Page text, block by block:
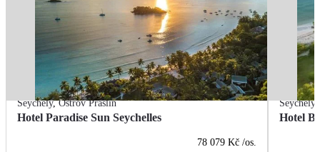
Seychely,Ostrov Praslin
Hotel Paradise Sun Seychelles
78 079 Kč /os.
Seychely
Hotel